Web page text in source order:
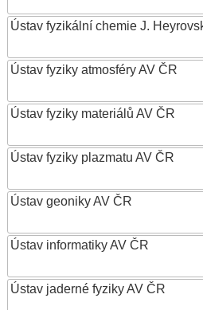
Ústav fyzikální chemie J.
Ústav fyziky atmosféry AV ČR
Ústav fyziky materiálů AV ČR
Ústav fyziky plazmatu AV ČR
Ústav geoniky AV ČR
Ústav informatiky AV ČR
Ústav jaderné fyziky AV ČR